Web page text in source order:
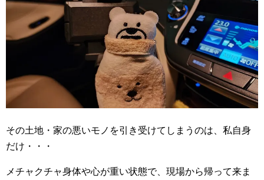
その土地・家の悪いモノを引き受けてしまうのは、私自身
だけ・・・
メチャクチャ身体や心が重い状態で、現場から帰って来ま